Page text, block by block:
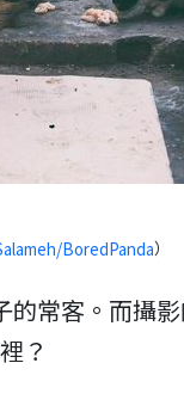
BoredPanda）
的常客。而攝
？